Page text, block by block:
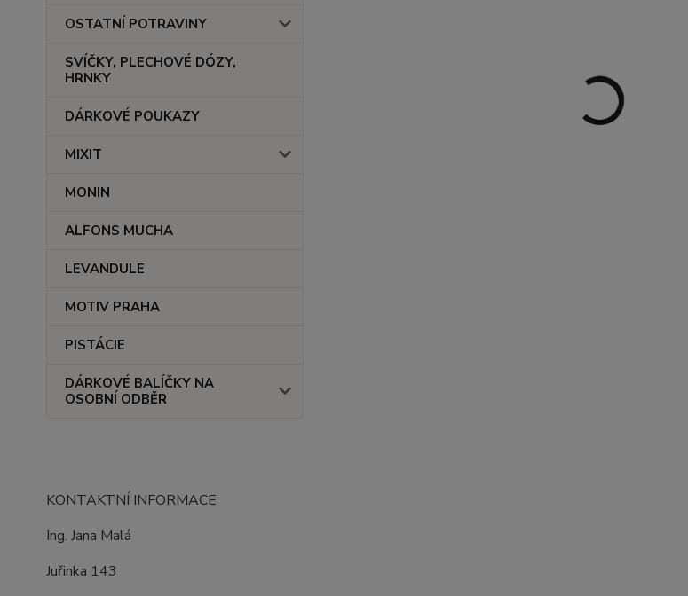
OSTATNÍ POTRAVINY
SVÍČKY, PLECHOVÉ DÓZY,
HRNKY
DÁRKOVÉ POUKAZY
MIXIT
MONIN
ALFONS MUCHA
LEVANDULE
MOTIV PRAHA
PISTÁCIE
DÁRKOVÉ BALÍČKY NA
OSOBNÍ ODBĚR
KONTAKTNÍ INFORMACE
Ing. Jana Malá
Juřinka 143